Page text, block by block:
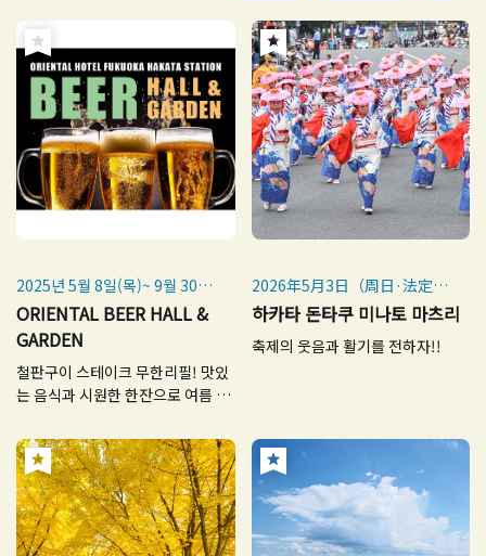
2025년 5월 8일(목)~ 9월 30일
(화)
ORIENTAL BEER HALL &
GARDEN
철판구이 스테이크 무한리필! 맛있
는 음식과 시원한 한잔으로 여름 추
2026年5月3日（周日·法定假
日）・5月4日（周一·法定假
日）
※前夜祭：5月2日（周六）
하카타 돈타쿠 미나토 마츠리
축제의 웃음과 활기를 전하자!!